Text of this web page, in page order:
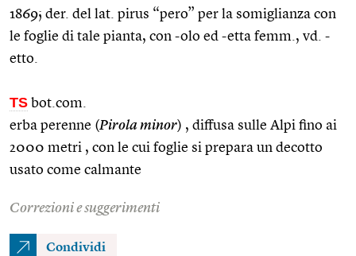
1869; der. del lat. pirus “pero” per la somiglianza con
le foglie di tale pianta, con -olo ed -etta femm., vd. -
etto.
TS bot.com.
erba perenne (Pirola minor) , diffusa sulle Alpi fino ai
2000 metri , con le cui foglie si prepara un decotto
usato come calmante
Correzioni e suggerimenti
Condividi